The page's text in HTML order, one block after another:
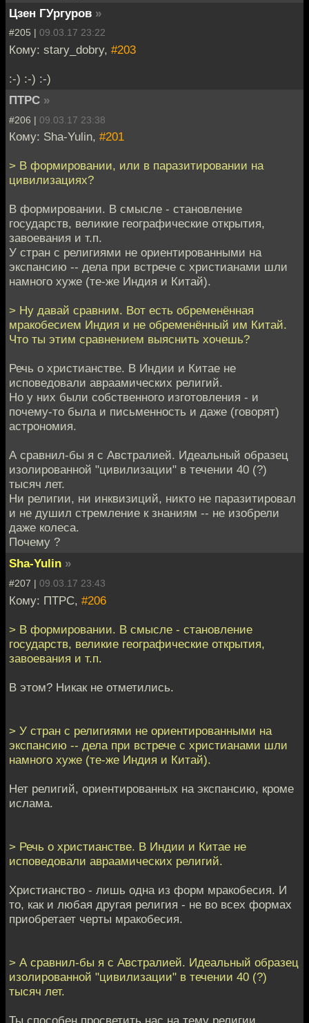
Цзен ГУргуров »
#205 | 09.03.17 23:22
Кому: stary_dobry, #203
:-) :-) :-)
ПТРС »
#206 | 09.03.17 23:38
Кому: Sha-Yulin, #201
> В формировании, или в паразитировании на
цивилизациях?
В формировании. В смысле - становление
государств, великие географические открытия,
завоевания и т.п.
У стран с религиями не ориентированными на
экспансию -- дела при встрече с христианами шли
намного хуже (те-же Индия и Китай).
> Ну давай сравним. Вот есть обременённая
мракобесием Индия и не обременённый им Китай.
Что ты этим сравнением выяснить хочешь?
Речь о христианстве. В Индии и Китае не
исповедовали авраамических религий.
Но у них были собственного изготовления - и
почему-то была и письменность и даже (говорят)
астрономия.
А сравнил-бы я с Австралией. Идеальный образец
изолированной "цивилизации" в течении 40 (?)
тысяч лет.
Ни религии, ни инквизиций, никто не паразитировал
и не душил стремление к знаниям -- не изобрели
даже колеса.
Почему ?
Sha-Yulin »
#207 | 09.03.17 23:43
Кому: ПТРС, #206
> В формировании. В смысле - становление
государств, великие географические открытия,
завоевания и т.п.
В этом? Никак не отметились.
> У стран с религиями не ориентированными на
экспансию -- дела при встрече с христианами шли
намного хуже (те-же Индия и Китай).
Нет религий, ориентированных на экспансию, кроме
ислама.
> Речь о христианстве. В Индии и Китае не
исповедовали авраамических религий.
Христианство - лишь одна из форм мракобесия. И
то, как и любая другая религия - не во всех формах
приобретает черты мракобесия.
> А сравнил-бы я с Австралией. Идеальный образец
изолированной "цивилизации" в течении 40 (?)
тысяч лет.
Ты способен просветить нас на тему религии